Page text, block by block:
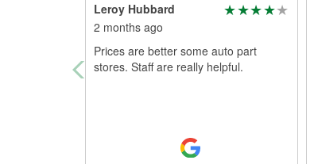
Leroy Hubbard
2 months ago
Prices are better some auto part
stores. Staff are really helpful.